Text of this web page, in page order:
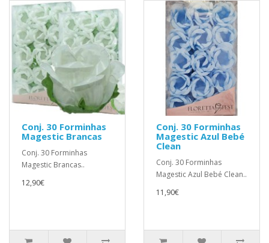
Conj. 30 Forminhas
Magestic Brancas
Conj. 30 Forminhas
Magestic Brancas..
12,90€
Conj. 30 Forminhas
Magestic Azul Bebé
Clean
Conj. 30 Forminhas
Magestic Azul Bebé Clean..
11,90€